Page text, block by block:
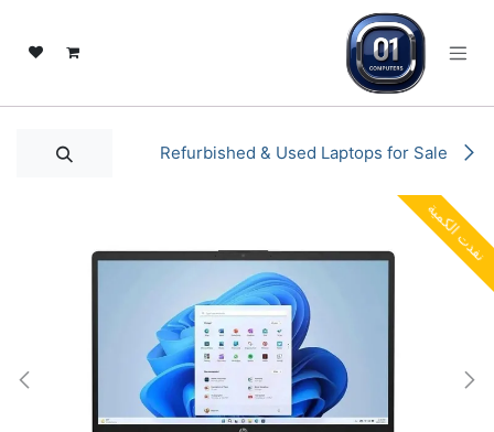
نفدت الكمية
نفدت الكمية